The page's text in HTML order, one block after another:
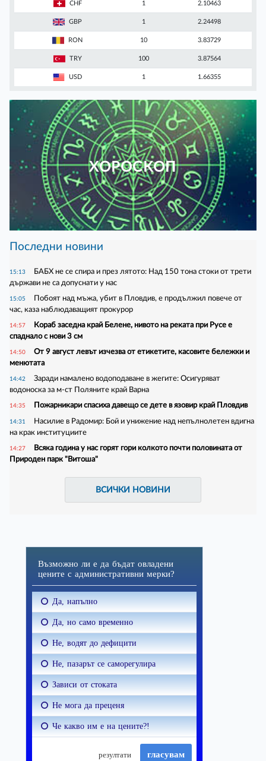
CHF 1 2.10463
GBP 1 2.24498
RON 10 3.83729
TRY 100 3.87564
USD 1 1.66355
ХОРОСКОП
Последни новини
15:13
БАБХ не се спира и през лятото: Над 150 тона стоки от трети
държави не са допуснати у нас
15:05
Побоят над мъжа, убит в Пловдив, е продължил повече от
час, каза наблюдаващият прокурор
14:57
Кораб заседна край Белене, нивото на реката при Русе е
спаднало с нови 3 см
14:50
От 9 август левът изчезва от етикетите, касовите бележки и
менютата
14:42
Заради намалено водоподаване в жегите: Осигуряват
водоноска за м-ст Поляните край Варна
14:35 Пожарникари спасиха давещо се дете в язовир край Пловдив
14:31
Насилие в Радомир: Бой и унижение над непълнолетен вдигна
на крак институциите
14:27
Всяка година у нас горят гори колкото почти половината от
Природен парк "Витоша"
ВСИЧКИ НОВИНИ